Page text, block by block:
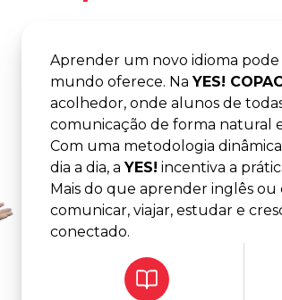
Aprender um novo idioma
mundo oferece. NaYES!
acolhedor, onde alunos de
comunicação de forma natural
Com uma metodologia
dia a dia, aYES! incentiva a
Mais do que aprender inglês ou
comunicar, viajar, estudar e
conectado.